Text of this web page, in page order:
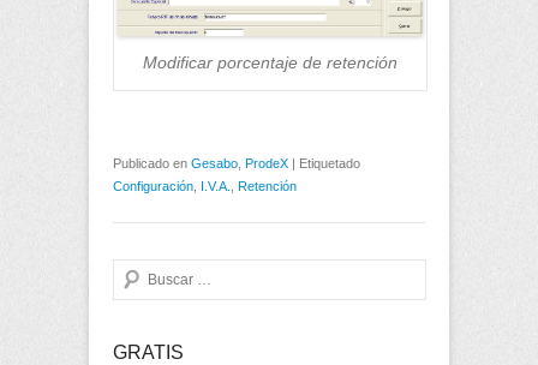
Modificar porcentaje de retención
Publicado en Gesabo ProdeX
Etiquetado
Configuración
I.V.A. Retención
Buscar
GRATIS